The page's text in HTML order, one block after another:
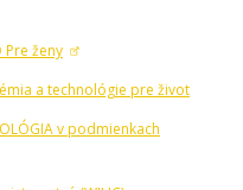
Pre ženy
a technológie pre život
v podmienkach